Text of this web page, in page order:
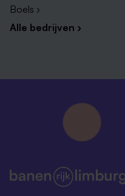
Boels ›
Alle bedrijven ›